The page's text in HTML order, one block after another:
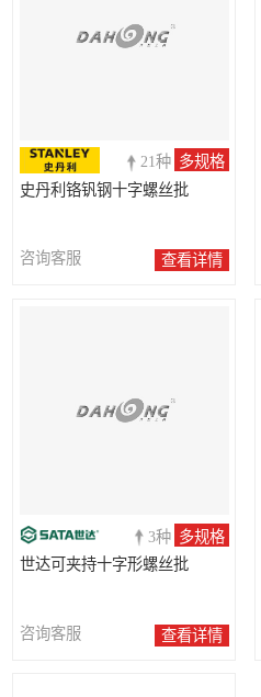
21种 多规格
史丹利铬钒钢十字螺丝批
咨询客服 查看详情
3种 多规格
世达可夹持十字形螺丝批
咨询客服 查看详情